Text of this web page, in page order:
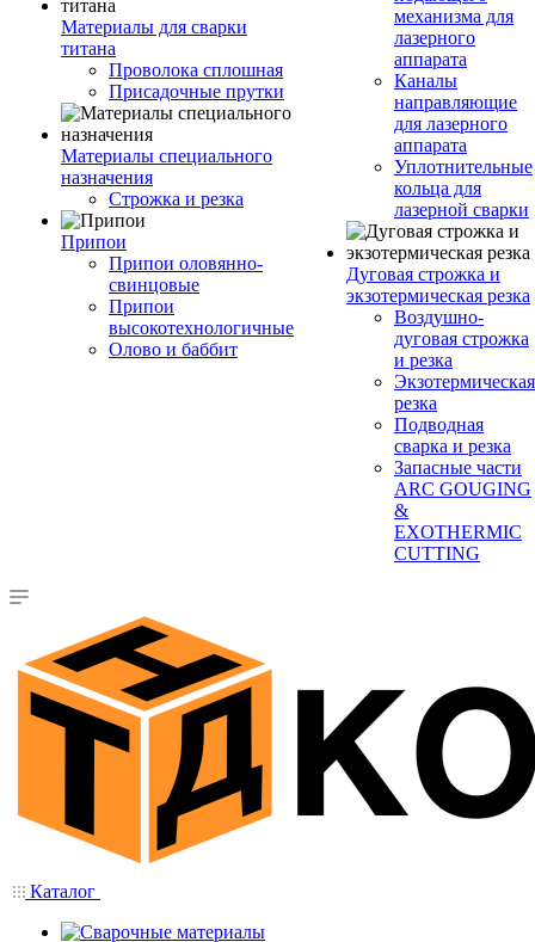
Материалы для сварки
титана
Проволока сплошная
Присадочные прутки
Материалы специального
назначения
Строжка и резка
Припои
Припои оловянно-
свинцовые
Припои
высокотехнологичные
Олово и баббит
механизма для
лазерного
аппарата
Каналы
направляющие
для лазерного
аппарата
Уплотнительные
кольца для
лазерной сварки
Дуговая строжка и
экзотермическая резка
Воздушно-
дуговая строжка
и резка
Экзотермическая
резка
Подводная
сварка и резка
Запасные части
ARC GOUGING
&
EXOTHERMIC
CUTTING
Каталог